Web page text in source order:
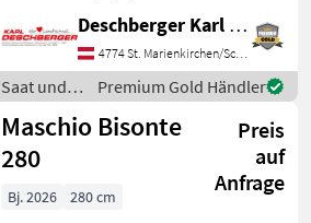
Freilauf im Getriebe
„ACHTUNG!! 40 JAHRE
MASCHIO/GASPARDO – AUF
DEN JETZIGEN PREIS WIRD
NOCH MAL RUNTER GEREC
Deschberger Karl Landtechnik GesmbH & Co KG
4774 St. Marienkirchen/Schärding
Saat und
Pflege /
Maschio
Premium Gold Händler
Maschio Bisonte
280
Preis
auf
Anfrage
Bj. 2026
280 cm